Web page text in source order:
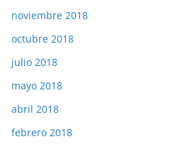
noviembre 2018
octubre 2018
julio 2018
mayo 2018
abril 2018
febrero 2018